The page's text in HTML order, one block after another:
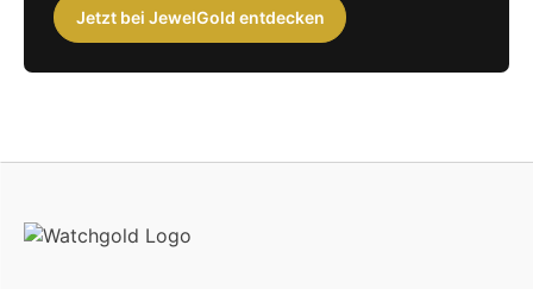
Jetzt bei JewelGold entdecken